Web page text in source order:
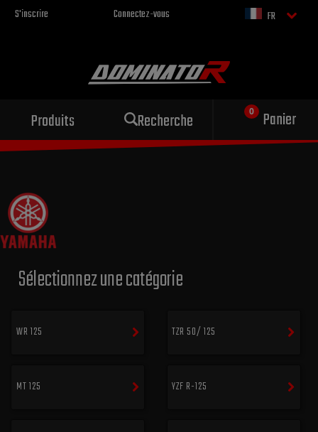
S'inscrire Connectez-vous FR
Produits Recherche Panier
Échappement sportif
pour votre moto
Sélectionnez une catégorie
WR 125 TZR 50/ 125
MT 125 YZF R-125